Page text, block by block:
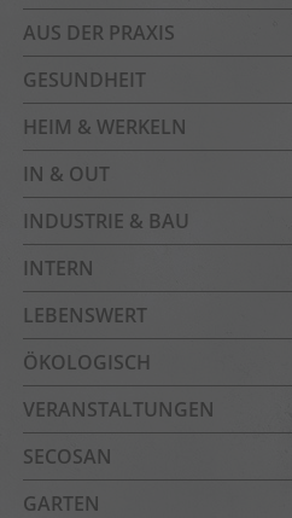
AUS DER PRAXIS
GESUNDHEIT
HEIM & WERKELN
IN & OUT
INDUSTRIE & BAU
INTERN
LEBENSWERT
ÖKOLOGISCH
VERANSTALTUNGEN
SECOSAN
GARTEN